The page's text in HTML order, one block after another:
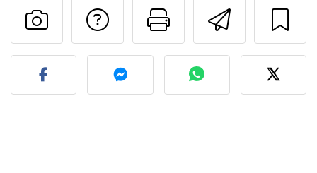
Imprima
Falar com o autor
Fez esta receita?